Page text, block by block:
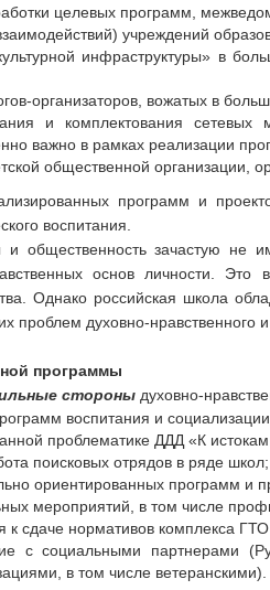
целевых программ,
учреждений
инфраструктуры» в
организаторов, вожатых в
и комплектования сетевых
важно в рамках реализации
общественной
программ и
воспитания.
и общественность зачастую не
основ личности. Это
Однако российская школа
проблем духовно-нравственного
программы
стороны духовно-
воспитания и
проблематике ДДД «К
поисковых отрядов в ряде школ;
ориентированных программ и
мероприятий, в том числе
к сдаче нормативов комплекса
с социальными партнерами
в том числе ветеранскими).